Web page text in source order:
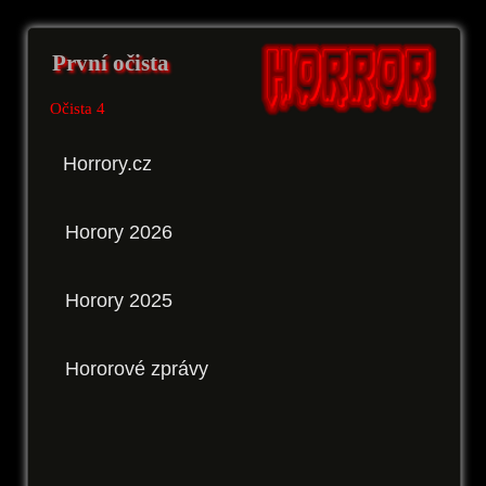
První očista
Očista 4
Horrory.cz
Horory 2026
Horory 2025
Hororové zprávy